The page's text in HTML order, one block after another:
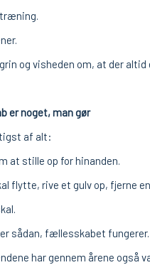
og visheden om, at der altid
er noget, man gør
af alt:
at stille op for hinanden.
flytte, rive et gulv op, fjerne
sådan, fællesskabet fungerer.
har gennem årene også